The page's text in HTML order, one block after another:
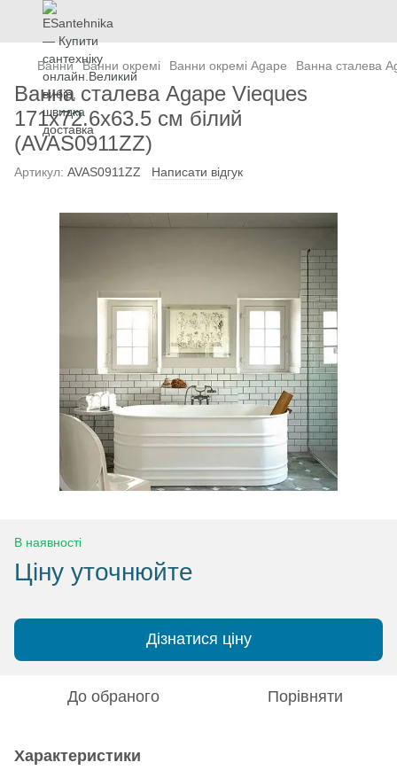
Ванни Ванни окремі Ванни окремі Agape Ванна сталева
Ванна сталева Agape Vieques
171x72.6x63.5 см білий
(AVAS0911ZZ)
Артикул: AVAS0911ZZ Написати відгук
В наявності
Ціну уточнюйте
Дізнатися ціну
До обраного Порівняти
Характеристики